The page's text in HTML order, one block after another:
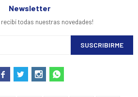
Newsletter
recibí todas nuestras novedades!
SUSCRIBIRME
   